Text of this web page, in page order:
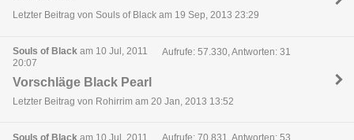
Letzter Beitrag von Souls of Black am 19 Sep, 2013 23:29
Souls of Black am 10 Jul, 2011
20:07
Aufrufe: 57.330, Antworten: 31
Vorschläge Black Pearl
Letzter Beitrag von Rohirrim am 20 Jan, 2013 13:52
Souls of Black am 10 Jul, 2011